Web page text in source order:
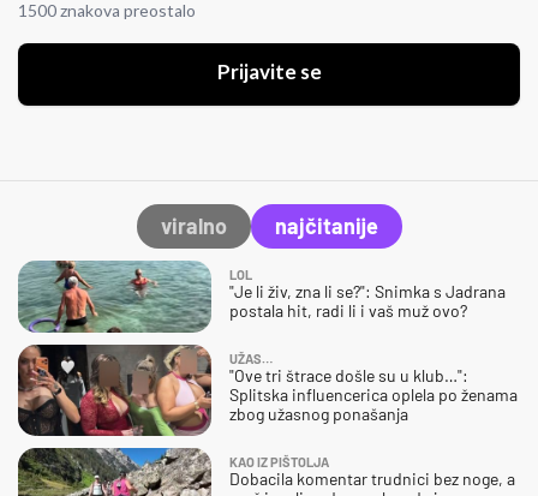
1500 znakova preostalo
Prijavite se
viralno najčitanije
LOL
"Je li živ, zna li se?": Snimka s Jadrana
postala hit, radi li i vaš muž ovo?
UŽAS…
"Ove tri štrace došle su u klub…":
Splitska influencerica oplela po ženama
zbog užasnog ponašanja
KAO IZ PIŠTOLJA
Dobacila komentar trudnici bez noge, a